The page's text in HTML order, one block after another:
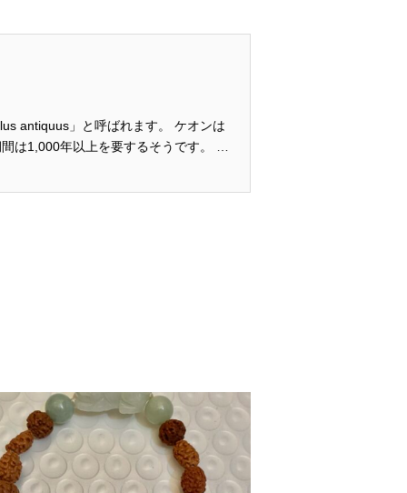
antiquus」と呼ばれます。 ケオンは
は1,000年以上を要するそうです。 珊